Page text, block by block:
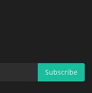
Subscribe